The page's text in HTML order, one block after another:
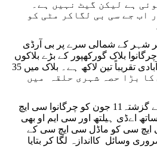
ہے لیکن گیٹ نہیں ہے۔
اب جے سی بی لگاکر مٹی کو
شہر کے شمالی سرے پر بی آرڈی
بلاک گورکھپور کے بڑے بلاکوں
میں سے ایک ہے، جس کی آبادی تقریباً تین لاکھ ہے۔ بلاک میں 35
بڑا حصہ شہری حلقہ میں
کمشنر روی کمار این جی نے گزشتہ11 جون کو چرگانوا سی ایچ
اےڈی ہیلتھ اور سی ایم او بھی
ایچ سی کو ماڈل سی ایچ سی کے
وسائل کااندازہ لگا کر بتایا